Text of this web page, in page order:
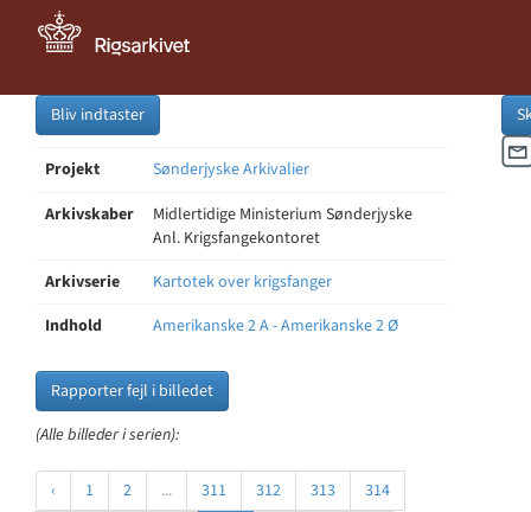
Bliv indtaster
Projekt
Sønderjyske Arkivalier
Arkivskaber
Midlertidige Ministerium Sønderjyske
Anl. Krigsfangekontoret
Arkivserie
Kartotek over krigsfanger
Indhold
Amerikanske 2 A - Amerikanske 2 Ø
Rapporter fejl i billedet
(Alle billeder i serien):
‹ 1 2 ... 311 312 313
314